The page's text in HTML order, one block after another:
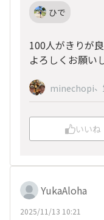
ひで
100人がきりが
よろしくお願い
minechopi、
いいね
YukaAloha
2025/11/13 10:21